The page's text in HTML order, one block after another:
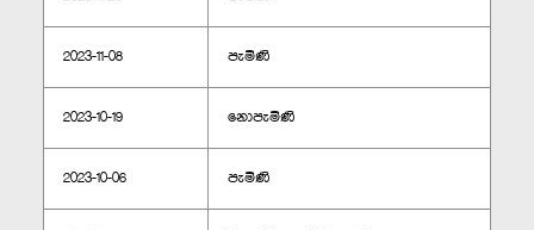
2023-11-08 පැමිණි
2023-10-19 නොපැමිණි
2023-10-06 පැමිණි